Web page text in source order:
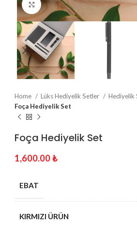
Click to enlarge
Home Lüks Hediyelik Setler
Hediyelik
Foça Hediyelik Set
Foça Hediyelik Set
1,600.00₺
EBAT
KIRMIZI ÜRÜN